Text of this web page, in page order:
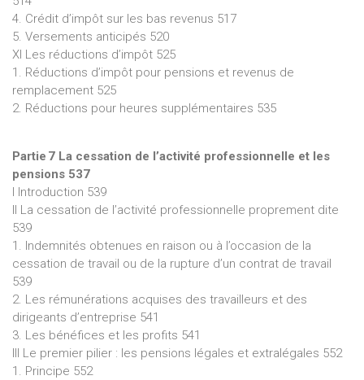
4. Crédit d’impôt sur les bas revenus 517
5. Versements anticipés 520
XI Les réductions d’impôt 525
1. Réductions d’impôt pour pensions et revenus de
remplacement 525
2. Réductions pour heures supplémentaires 535
Partie 7 La cessation de l’activité professionnelle et les
pensions 537
I Introduction 539
II La cessation de l’activité professionnelle proprement dite
539
1. Indemnités obtenues en raison ou à l’occasion de la
cessation de travail ou de la rupture d’un contrat de travail
539
2. Les rémunérations acquises des travailleurs et des
dirigeants d’entreprise 541
3. Les bénéfices et les profits 541
III Le premier pilier : les pensions légales et extralégales 552
1. Principe 552